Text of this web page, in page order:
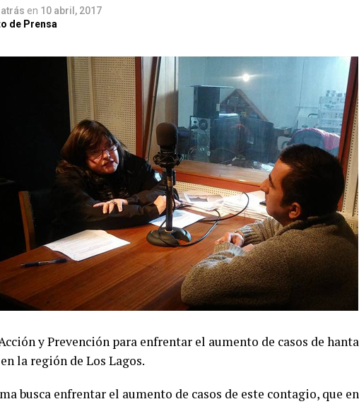
en 10 abril, 2017
de Prensa
y Prevención para enfrentar el aumento de casos de
la región de Los Lagos.
busca enfrentar el aumento de casos de este contagio, que